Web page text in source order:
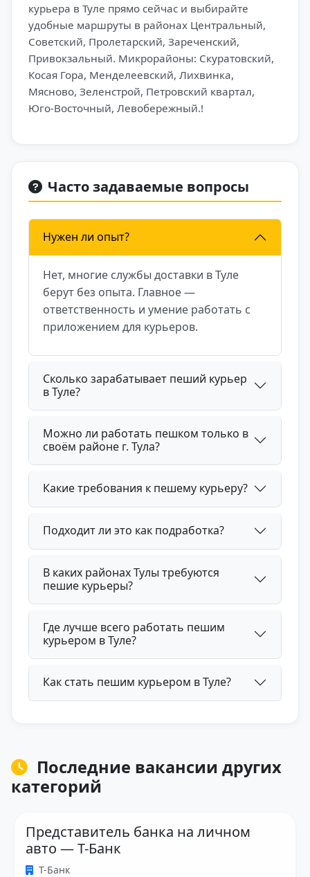
курьера в Туле прямо сейчас и выбирайте
удобные маршруты в районах Центральный,
Советский, Пролетарский, Зареченский,
Привокзальный. Микрорайоны: Скуратовский,
Косая Гора, Менделеевский, Лихвинка,
Мясново, Зеленстрой, Петровский квартал,
Юго-Восточный, Левобережный.!
Часто задаваемые вопросы
Нужен ли опыт?
Нет, многие службы доставки в Туле
берут без опыта. Главное —
ответственность и умение работать с
приложением для курьеров.
Сколько зарабатывает пеший курьер
в Туле?
Можно ли работать пешком только в
своём районе г. Тула?
Какие требования к пешему курьеру?
Подходит ли это как подработка?
В каких районах Тулы требуются
пешие курьеры?
Где лучше всего работать пешим
курьером в Туле?
Как стать пешим курьером в Туле?
Последние вакансии других
категорий
Представитель банка на личном
авто — Т-Банк
Т-Банк